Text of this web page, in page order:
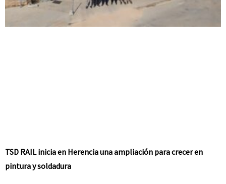
TSD RAIL inicia en Herencia una ampliación para crecer en
pintura y soldadura